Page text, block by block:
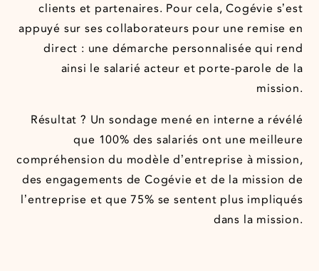
clients et partenaires. Pour cela, Cogévie s’est
appuyé sur ses collaborateurs pour une remise en
direct : une démarche personnalisée qui rend
ainsi le salarié acteur et porte-parole de la
mission.
Résultat ? Un sondage mené en interne a révélé
que 100% des salariés ont une meilleure
compréhension du modèle d’entreprise à mission,
des engagements de Cogévie et de la mission de
l’entreprise et que 75% se sentent plus impliqués
dans la mission.